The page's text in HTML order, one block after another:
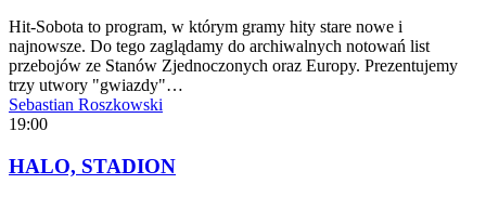
Hit-Sobota to program, w którym gramy hity stare nowe i
najnowsze. Do tego zaglądamy do archiwalnych notowań list
przebojów ze Stanów Zjednoczonych oraz Europy. Prezentujemy
trzy utwory "gwiazdy"…
Sebastian Roszkowski
19:00
HALO, STADION